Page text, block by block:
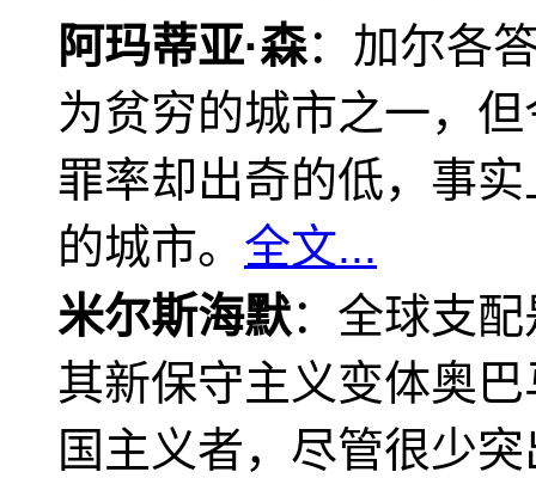
阿玛蒂亚·森：加尔各
为贫穷的城市之一，
罪率却出奇的低，事
的城市。 全文...
米尔斯海默：全球支
其新保守主义变体奥
国主义者，尽管很少